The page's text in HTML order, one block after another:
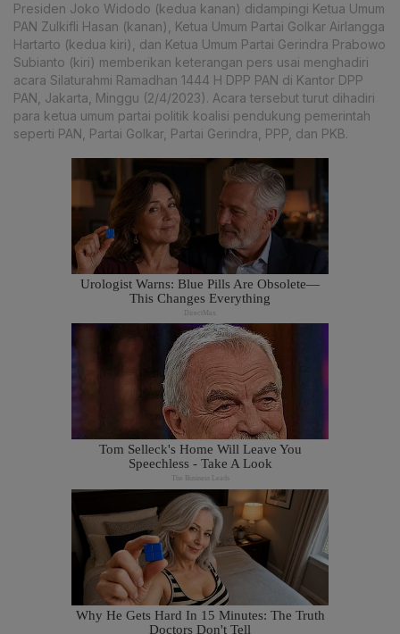
Presiden Joko Widodo (kedua kanan) didampingi Ketua Umum
PAN Zulkifli Hasan (kanan), Ketua Umum Partai Golkar Airlangga
Hartarto (kedua kiri), dan Ketua Umum Partai Gerindra Prabowo
Subianto (kiri) memberikan keterangan pers usai menghadiri
acara Silaturahmi Ramadhan 1444 H DPP PAN di Kantor DPP
PAN, Jakarta, Minggu (2/4/2023). Acara tersebut turut dihadiri
para ketua umum partai politik koalisi pendukung pemerintah
seperti PAN, Partai Golkar, Partai Gerindra, PPP, dan PKB.